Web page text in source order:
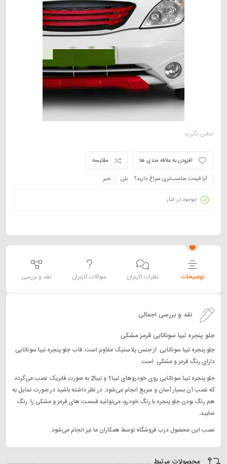
تماس بگیرید
مقایسه
افزودن به علاقه مندی ها
آیا قیمت مناسب‌تری سراغ دارید؟
بلی خیر
موجود در انبار
توضیحات نظرات کاربران سوالات کاربران نقد و بررسی
نقد و بررسی اجمالی
جلو پنجره تیبا سوناتایی قرمز مشکی
جلو پنجره تیبا سوناتایی از جنس پلاستیک مقاوم است. قاب جلو پنجره تیبا سوناتایی
دارای رنگ قرمز و مشکی است.
جلو پنجره تیبا سوناتایی روی خودروهای تیبا1 و تیبا2 به صورت فابریک نصب می‌گردد
که نصب آن بسیار آسان و سریع انجام می‌شود. در نظر داشته باشید در صورت تمایل به
هم رنگ بودن جلو پنجره با رنگ خودرو، می‌توانید قسمت های قرمز و مشکی را رنگ
نمایید.
نصب این محصول درب فروشگاه توسط همکاران ما نیز انجام می‌شود.